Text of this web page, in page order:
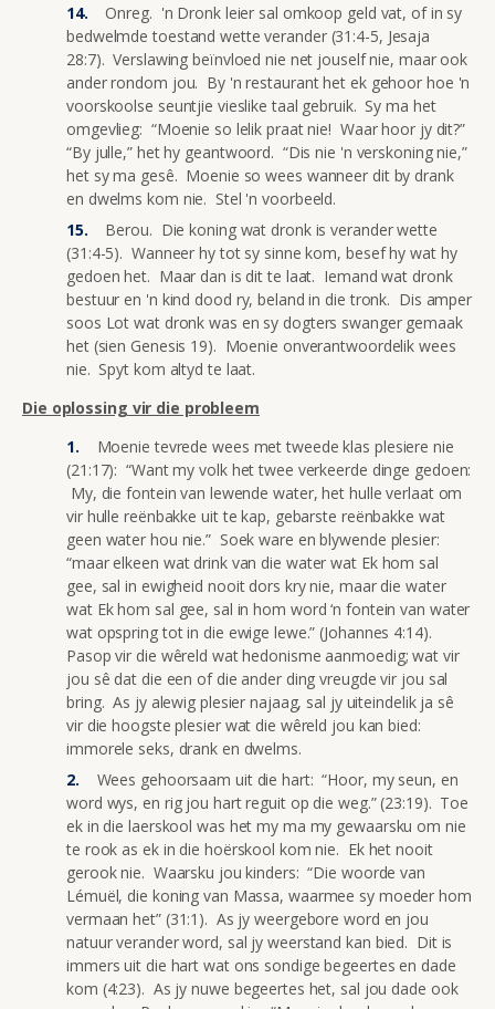
Onreg. 'n Dronk leier sal omkoop geld vat, of in sy
bedwelmde toestand wette verander (31:4-5, Jesaja
28:7). Verslawing beïnvloed nie net jouself nie, maar ook
ander rondom jou. By 'n restaurant het ek gehoor hoe 'n
voorskoolse seuntjie vieslike taal gebruik. Sy ma het
omgevlieg: “Moenie so lelik praat nie! Waar hoor jy dit?”
“By julle,” het hy geantwoord. “Dis nie 'n verskoning nie,”
het sy ma gesê. Moenie so wees wanneer dit by drank
en dwelms kom nie. Stel 'n voorbeeld.
Berou. Die koning wat dronk is verander wette
(31:4-5). Wanneer hy tot sy sinne kom, besef hy wat hy
gedoen het. Maar dan is dit te laat. Iemand wat dronk
bestuur en 'n kind dood ry, beland in die tronk. Dis amper
soos Lot wat dronk was en sy dogters swanger gemaak
het (sien Genesis 19). Moenie onverantwoordelik wees
nie. Spyt kom altyd te laat.
Die oplossing vir die probleem
Moenie tevrede wees met tweede klas plesiere nie
(21:17): “Want my volk het twee verkeerde dinge gedoen:
My, die fontein van lewende water, het hulle verlaat om
vir hulle reënbakke uit te kap, gebarste reënbakke wat
geen water hou nie.” Soek ware en blywende plesier:
“maar elkeen wat drink van die water wat Ek hom sal
gee, sal in ewigheid nooit dors kry nie, maar die water
wat Ek hom sal gee, sal in hom word ‘n fontein van water
wat opspring tot in die ewige lewe.” (Johannes 4:14).
Pasop vir die wêreld wat hedonisme aanmoedig; wat vir
jou sê dat die een of die ander ding vreugde vir jou sal
bring. As jy alewig plesier najaag, sal jy uiteindelik ja sê
vir die hoogste plesier wat die wêreld jou kan bied:
immorele seks, drank en dwelms.
Wees gehoorsaam uit die hart: “Hoor, my seun, en
word wys, en rig jou hart reguit op die weg.” (23:19). Toe
ek in die laerskool was het my ma my gewaarsku om nie
te rook as ek in die hoërskool kom nie. Ek het nooit
gerook nie. Waarsku jou kinders: “Die woorde van
Lémuël, die koning van Massa, waarmee sy moeder hom
vermaan het” (31:1). As jy weergebore word en jou
natuur verander word, sal jy weerstand kan bied. Dit is
immers uit die hart wat ons sondige begeertes en dade
kom (4:23). As jy nuwe begeertes het, sal jou dade ook